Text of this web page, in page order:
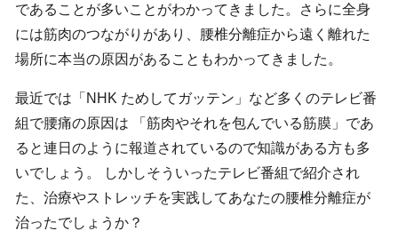
であることが多いことがわかってきました。さらに全身
には筋肉のつながりがあり、腰椎分離症から遠く離れた
場所に本当の原因があることもわかってきました。
最近では「NHK ためしてガッテン」など多くのテレビ番
組で腰痛の原因は 「筋肉やそれを包んでいる筋膜」であ
ると連日のように報道されているので知識がある方も多
いでしょう。 しかしそういったテレビ番組で紹介され
た、治療やストレッチを実践してあなたの腰椎分離症が
治ったでしょうか？